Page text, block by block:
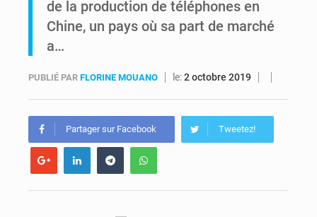
RDC : Raïssa Malu lance les préparatifs d’une Table ronde nationale sur l’éducation inclusive des enfants handicapés
de la production de téléphones en
Chine, un pays où sa part de marché
a…
PUBLIÉ PAR FLORINE MOUANO le:2 octobre 2019
Partager sur Facebook Tweetez!